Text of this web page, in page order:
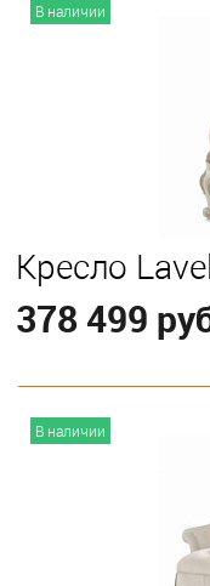
В наличии
Кресло
378 499
В наличии